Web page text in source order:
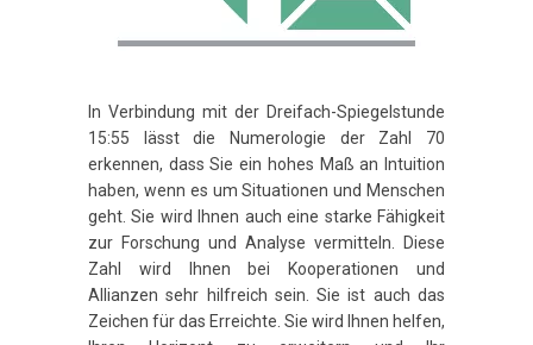
In Verbindung mit der Dreifach-Spiegelstunde
15:55 lässt die Numerologie der Zahl 70
erkennen, dass Sie ein hohes Maß an Intuition
haben, wenn es um Situationen und Menschen
geht. Sie wird Ihnen auch eine starke Fähigkeit
zur Forschung und Analyse vermitteln. Diese
Zahl wird Ihnen bei Kooperationen und
Allianzen sehr hilfreich sein. Sie ist auch das
Zeichen für das Erreichte. Sie wird Ihnen helfen,